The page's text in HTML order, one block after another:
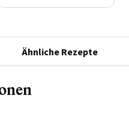
Ähnliche Rezepte